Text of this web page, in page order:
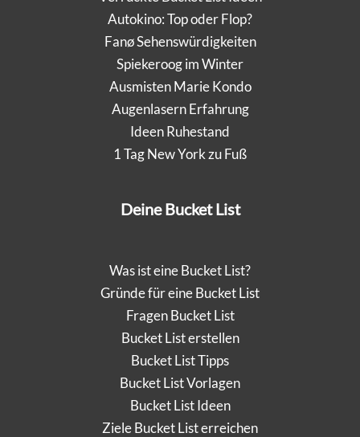
Autokino: Top oder Flop?
Fanø Sehenswürdigkeiten
Spiekeroog im Winter
Ausmisten Marie Kondo
Augenlasern Erfahrung
Ideen Ruhestand
1 Tag New York zu Fuß
Deine Bucket List
Was ist eine Bucket List?
Gründe für eine Bucket List
Fragen Bucket List
Bucket List erstellen
Bucket List Tipps
Bucket List Vorlagen
Bucket List Ideen
Ziele Bucket List erreichen